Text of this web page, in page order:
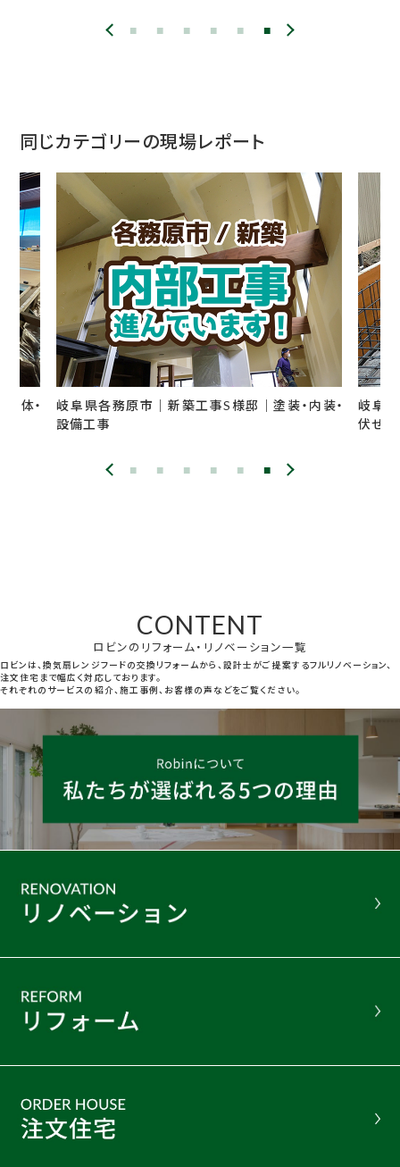
同じカテゴリーの現場レポート
体・
岐阜県各務原市｜新築工事S様邸｜塗装・内装・
設備工事
岐阜
伏せ、
CONTENT
ロビンのリフォーム・リノベーション一覧
ロビンは、換気扇レンジフードの交換リフォームから、設計士がご提案するフルリノベーション、
注文住宅まで幅広く対応しております。
それぞれのサービスの紹介、施工事例、お客様の声などをご覧ください。